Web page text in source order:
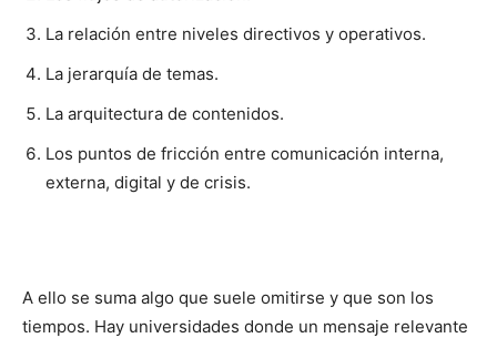
La relación entre niveles directivos y operativos.
La jerarquía de temas.
La arquitectura de contenidos.
Los puntos de fricción entre comunicación interna,
externa, digital y de crisis.
A ello se suma algo que suele omitirse y que son los
tiempos. Hay universidades donde un mensaje relevante